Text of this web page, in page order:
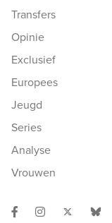
Transfers
Opinie
Exclusief
Europees
Jeugd
Series
Analyse
Vrouwen